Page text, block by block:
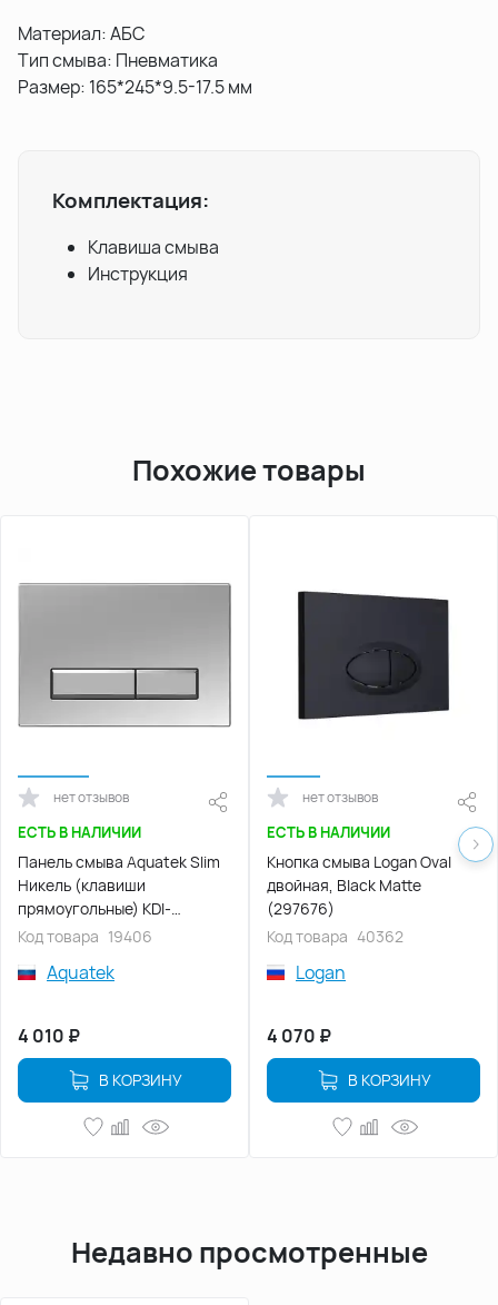
Материал: АБС
Тип смыва: Пневматика
Размер: 165*245*9.5-17.5 мм
Комплектация:
Клавиша смыва
Инструкция
Похожие товары
нет отзывов
ЕСТЬ В НАЛИЧИИ
Панель смыва Aquatek Slim
Никель (клавиши
прямоугольные) KDI-
0000027
Код товара 19406
Aquatek
4 010 ₽
В КОРЗИНУ
нет отзывов
ЕСТЬ В НАЛИЧИИ
Кнопка смыва Logan Oval
двойная, Black Mattе
(297676)
Код товара 40362
Logan
4 070 ₽
В КОРЗИНУ
Недавно просмотренные